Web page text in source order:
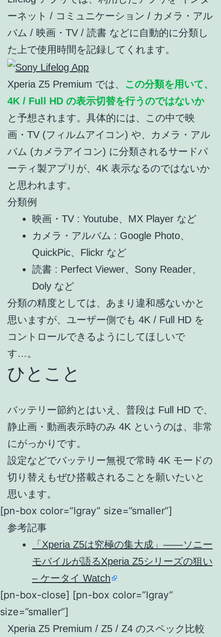
ーネット / コミュニケーション / カメラ・アル
バム / 映画・TV / 読書 などに自動的に分類し
た上で使用時間を記録してくれます。
Xperia Z5 Premium では、 この分類を用いて、
4K / Full HD の表示切替を行うのではないか
と予想されます。具体的には、この中で映
画・TV (フィルムアイコン) や、カメラ・アル
バム (カメラアイコン) に分類されるサードパ
ーティ製アプリが、4K 表示なるのではないか
と思われます。
分類例
映画・TV : Youtube、MX Player など
カメラ・アルバム : Google Photo、
QuickPic、Flickr など
読書 : Perfect Viewer、Sony Reader、
Doly など
分類の精度としては、あまり違和感ないかと
思いますが、ユーザー側でも 4K / Full HD を
コントロールできるようにしてほしいで
す…。
ひとこと
バッテリー節約とはいえ、普段は Full HD で、
静止画・動画表示時のみ 4K というのは、非常
にがっかりです。
設定などでバッテリー無視で常時 4K モードの
切り替えもぜひ搭載されることを願いたいと
思います。
[pn-box color=”lgray” size=”smaller”]
参考記事
「Xperia Z5は究極の集大成」――ソニー
モバイルが語るXperia Z5シリーズの狙い
– ケータイ Watch
[pn-box-close] [pn-box color=”lgray”
size=”smaller”]
Xperia Z5 Premium / Z5 / Z4 のスペック比較